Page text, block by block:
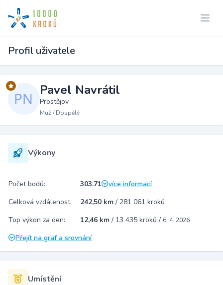
Profil uživatele
Pavel Navrátil
Prostějov
Muž / Dospělý
Výkony
Počet bodů: 303.71
více informací
Celková vzdálenost:
242,50 km / 281 061 kroků
Top výkon za den:
12,46 km / 13 435 kroků / 6. 4. 2026
Přejít na graf a srovnání
Umístění